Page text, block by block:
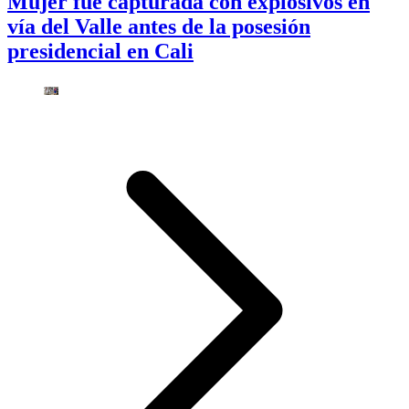
vía del Valle antes de la posesión
presidencial en Cali